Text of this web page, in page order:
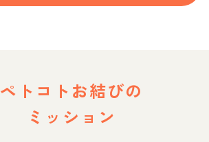
ペトコトお結びの
ミッション